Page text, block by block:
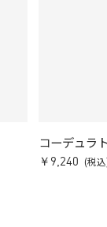
コーデュラ
￥9,240 (税